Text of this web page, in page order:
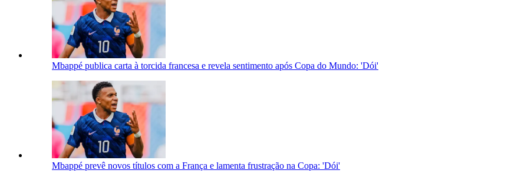
Mbappé publica carta à torcida francesa e revela sentimento após Copa do Mundo: 'Dói'
Mbappé prevê novos títulos com a França e lamenta frustração na Copa: 'Dói'